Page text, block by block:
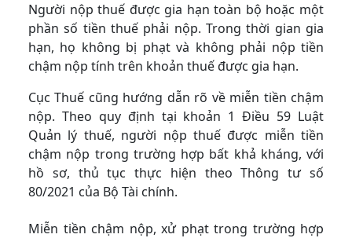
Người nộp thuế được gia hạn toàn bộ hoặc một
phần số tiền thuế phải nộp. Trong thời gian gia
hạn, họ không bị phạt và không phải nộp tiền
chậm nộp tính trên khoản thuế được gia hạn.
Cục Thuế cũng hướng dẫn rõ về miễn tiền chậm
nộp. Theo quy định tại khoản 1 Điều 59 Luật
Quản lý thuế, người nộp thuế được miễn tiền
chậm nộp trong trường hợp bất khả kháng, với
hồ sơ, thủ tục thực hiện theo Thông tư số
80/2021 của Bộ Tài chính.
Miễn tiền chậm nộp, xử phạt trong trường hợp